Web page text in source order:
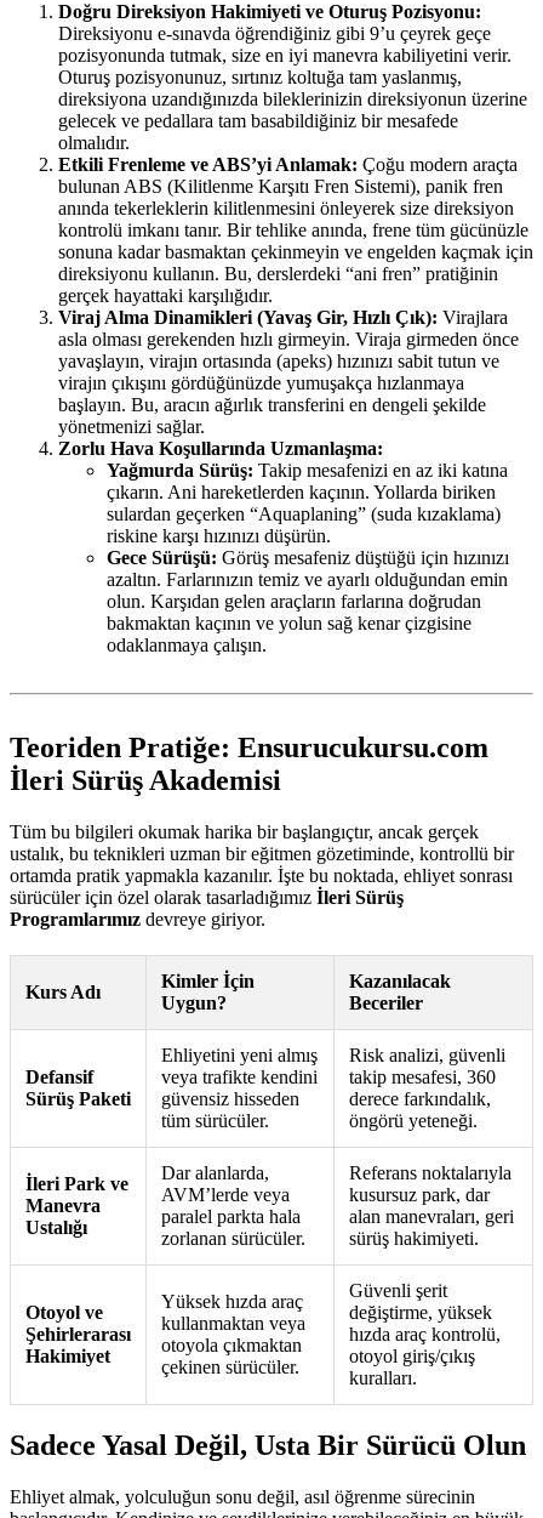
Doğru Direksiyon Hakimiyeti ve Oturuş Pozisyonu:
Direksiyonu e-sınavda öğrendiğiniz gibi 9’u çeyrek geçe
pozisyonunda tutmak, size en iyi manevra kabiliyetini verir.
Oturuş pozisyonunuz, sırtınız koltuğa tam yaslanmış,
direksiyona uzandığınızda bileklerinizin direksiyonun üzerine
gelecek ve pedallara tam basabildiğiniz bir mesafede
olmalıdır.
Etkili Frenleme ve ABS’yi Anlamak: Çoğu modern araçta
bulunan ABS (Kilitlenme Karşıtı Fren Sistemi), panik fren
anında tekerleklerin kilitlenmesini önleyerek size direksiyon
kontrolü imkanı tanır. Bir tehlike anında, frene tüm gücünüzle
sonuna kadar basmaktan çekinmeyin ve engelden kaçmak için
direksiyonu kullanın. Bu, derslerdeki “ani fren” pratiğinin
gerçek hayattaki karşılığıdır.
Viraj Alma Dinamikleri (Yavaş Gir, Hızlı Çık): Virajlara
asla olması gerekenden hızlı girmeyin. Viraja girmeden önce
yavaşlayın, virajın ortasında (apeks) hızınızı sabit tutun ve
virajın çıkışını gördüğünüzde yumuşakça hızlanmaya
başlayın. Bu, aracın ağırlık transferini en dengeli şekilde
yönetmenizi sağlar.
Zorlu Hava Koşullarında Uzmanlaşma:
Yağmurda Sürüş: Takip mesafenizi en az iki katına
çıkarın. Ani hareketlerden kaçının. Yollarda biriken
sulardan geçerken “Aquaplaning” (suda kızaklama)
riskine karşı hızınızı düşürün.
Gece Sürüşü: Görüş mesafeniz düştüğü için hızınızı
azaltın. Farlarınızın temiz ve ayarlı olduğundan emin
olun. Karşıdan gelen araçların farlarına doğrudan
bakmaktan kaçının ve yolun sağ kenar çizgisine
odaklanmaya çalışın.
Teoriden Pratiğe: Ensurucukursu.com
İleri Sürüş Akademisi
Tüm bu bilgileri okumak harika bir başlangıçtır, ancak gerçek
ustalık, bu teknikleri uzman bir eğitmen gözetiminde, kontrollü bir
ortamda pratik yapmakla kazanılır. İşte bu noktada, ehliyet sonrası
sürücüler için özel olarak tasarladığımız İleri Sürüş
Programlarımız devreye giriyor.
Kurs Adı
Kimler İçin
Uygun?
Kazanılacak
Beceriler
Defansif
Sürüş Paketi
Ehliyetini yeni almış
veya trafikte kendini
güvensiz hisseden
tüm sürücüler.
Risk analizi, güvenli
takip mesafesi, 360
derece farkındalık,
öngörü yeteneği.
İleri Park ve
Manevra
Ustalığı
Dar alanlarda,
AVM’lerde veya
paralel parkta hala
zorlanan sürücüler.
Referans noktalarıyla
kusursuz park, dar
alan manevraları, geri
sürüş hakimiyeti.
Otoyol ve
Şehirlerarası
Hakimiyet
Yüksek hızda araç
kullanmaktan veya
otoyola çıkmaktan
çekinen sürücüler.
Güvenli şerit
değiştirme, yüksek
hızda araç kontrolü,
otoyol giriş/çıkış
kuralları.
Sadece Yasal Değil, Usta Bir Sürücü Olun
Ehliyet almak, yolculuğun sonu değil, asıl öğrenme sürecinin